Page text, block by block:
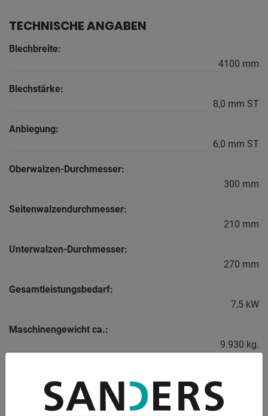
TECHNISCHE ANGABEN
Blechbreite:
4100 mm
Blechstärke:
8,0 mm ST
Anbiegung:
6,0 mm ST
Oberwalzen-Durchmesser:
300 mm
Seitenwalzendurchmesser:
210 mm
Unterwalzen-Durchmesser:
270 mm
Gesamtleistungsbedarf:
7,5 kW
Maschinengewicht ca.:
9.930 kg.
6532 x 1730 x 1489 mm